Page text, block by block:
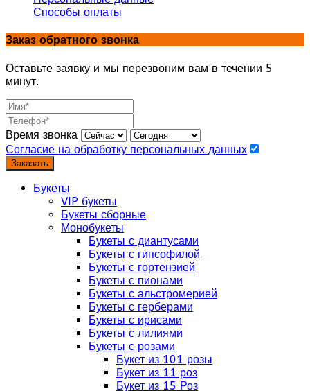
Способы оплаты
Заказ обратного звонка
Оставьте заявку и мы перезвоним вам в течении 5
минут.
Время звонка
Согласие на обработку персональных данных
Заказать
Букеты
VIP букеты
Букеты сборные
Монобукеты
Букеты с диантусами
Букеты с гипсофилой
Букеты с гортензией
Букеты с пионами
Букеты с альстромерией
Букеты с герберами
Букеты с ирисами
Букеты с лилиями
Букеты с розами
Букет из 101 розы
Букет из 11 роз
Букет из 15 Роз